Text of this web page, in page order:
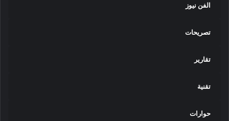
الفن نيوز
تصريحات
تقارير
تقنية
حوارات